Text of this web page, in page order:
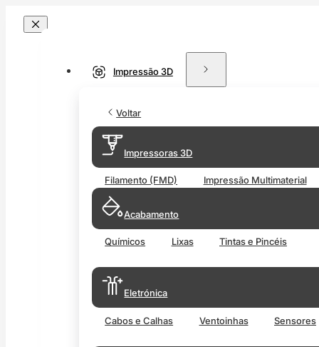
Impressão 3D
Voltar
Impressoras 3D
Filamento (FMD) Impressão Multimaterial
Acabamento
Químicos Lixas Tintas e Pincéis
Eletrónica
Cabos e Calhas Ventoinhas Sensores